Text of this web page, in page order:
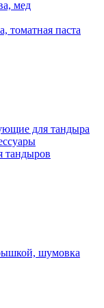
мед
томатная паста
для тандыра
тандыров
шумовка